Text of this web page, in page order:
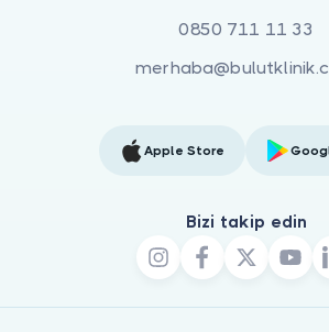
0850 711 11 33
Apple Store
Bizi takip edin